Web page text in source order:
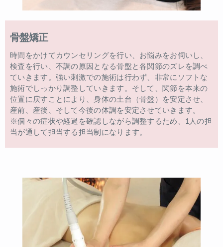
骨盤矯正
時間をかけてカウンセリングを行い、お悩みをお伺いし、
検査を行い、不調の原因となる骨盤と各関節のズレを調べ
ていきます。強い刺激での施術は行わず、非常にソフトな
施術でしっかり調整していきます。そして、関節を本来の
位置に戻すことにより、身体の土台（骨盤）を安定させ、
産前、産後、そして今後の体調を安定させていきます。
※個々の症状や経過を確認しながら調整するため、1人の担
当が通して担当する担当制になります。